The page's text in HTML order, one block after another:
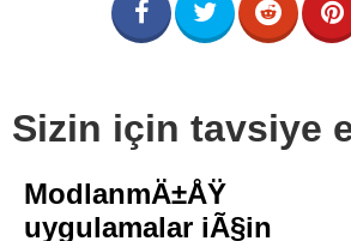
Sizin için tavsiye
ModlanmÄ±ÅŸ
uygulamalar iÃ§in